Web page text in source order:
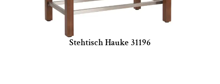
Stehtisch Hauke 31196